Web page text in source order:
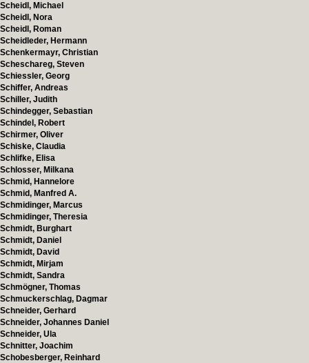
Scheidl, Michael
Scheidl, Nora
Scheidl, Roman
Scheidleder, Hermann
Schenkermayr, Christian
Scheschareg, Steven
Schiessler, Georg
Schiffer, Andreas
Schiller, Judith
Schindegger, Sebastian
Schindel, Robert
Schirmer, Oliver
Schiske, Claudia
Schlifke, Elisa
Schlosser, Milkana
Schmid, Hannelore
Schmid, Manfred A.
Schmidinger, Marcus
Schmidinger, Theresia
Schmidt, Burghart
Schmidt, Daniel
Schmidt, David
Schmidt, Mirjam
Schmidt, Sandra
Schmögner, Thomas
Schmuckerschlag, Dagmar
Schneider, Gerhard
Schneider, Johannes Daniel
Schneider, Ula
Schnitter, Joachim
Schobesberger, Reinhard